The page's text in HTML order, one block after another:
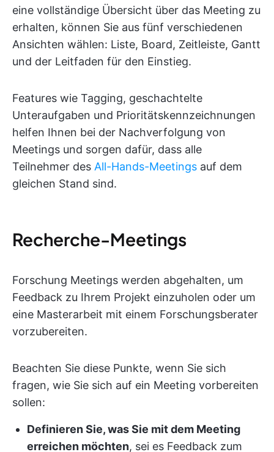
eine vollständige Übersicht über das Meeting zu
erhalten, können Sie aus fünf verschiedenen
Ansichten wählen: Liste, Board, Zeitleiste, Gantt
und der Leitfaden für den Einstieg.
Features wie Tagging, geschachtelte
Unteraufgaben und Prioritätskennzeichnungen
helfen Ihnen bei der Nachverfolgung von
Meetings und sorgen dafür, dass alle
Teilnehmer des All-Hands-Meetings auf dem
gleichen Stand sind.
Recherche-Meetings
Forschung Meetings werden abgehalten, um
Feedback zu Ihrem Projekt einzuholen oder um
eine Masterarbeit mit einem Forschungsberater
vorzubereiten.
Beachten Sie diese Punkte, wenn Sie sich
fragen, wie Sie sich auf ein Meeting vorbereiten
sollen:
Definieren Sie, was Sie mit dem Meeting
erreichen möchten, sei es Feedback zum